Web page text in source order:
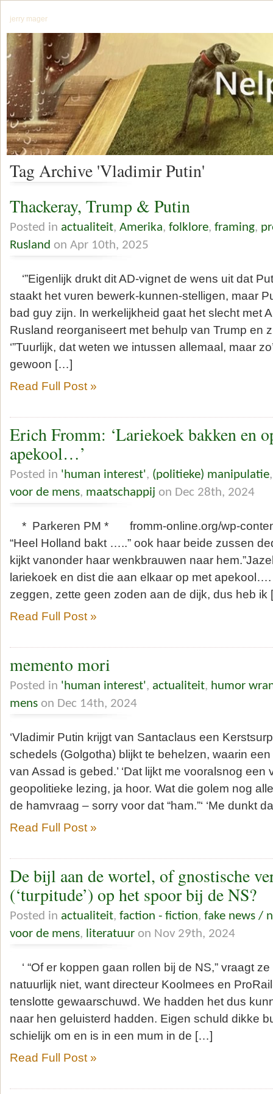
jerry mager
Tag Archive 'Vladimir Putin'
Thackeray, Trump & Putin
Posted in actualiteit, Amerika, folklore, framing,
Rusland on Apr 10th, 2025
‘”Eigenlijk drukt dit AD-vignet de wens uit dat
staakt het vuren bewerk-kunnen-stelligen, maar
bad guy zijn. In werkelijkheid gaat het slecht met
Rusland reorganiseert met behulp van Trump en
‘”Tuurlijk, dat weten we intussen allemaal, maar
gewoon […]
Read Full Post »
Erich Fromm: ‘Lariekoek bakken en
apekool…’
Posted in 'human interest', (politieke) manipulatie
voor de mens, maatschappij on Dec 28th, 2024
* Parkeren PM * fromm-online.org/wp-
“Heel Holland bakt …..” ook haar beide zussen
kijkt vanonder haar wenkbrauwen naar
lariekoek en dist die aan elkaar op met
zeggen, zette geen zoden aan de dijk, dus heb
Read Full Post »
memento mori
Posted in 'human interest', actualiteit, humor
mens on Dec 14th, 2024
‘Vladimir Putin krijgt van Santaclaus een
schedels (Golgotha) blijkt te behelzen, waarin een
van Assad is gebed.’ ‘Dat lijkt me vooralsnog
geopolitieke lezing, ja hoor. Wat die golem nog
de hamvraag – sorry voor dat “ham.”‘ ‘Me dunkt
Read Full Post »
De bijl aan de wortel, of gnostische
(‘turpitude’) op het spoor bij de NS?
Posted in actualiteit, faction - fiction, fake news /
voor de mens, literatuur on Nov 29th, 2024
‘ “Of er koppen gaan rollen bij de NS,” vraagt
natuurlijk niet, want directeur Koolmees en
tenslotte gewaarschuwd. We hadden het dus
naar hen geluisterd hadden. Eigen schuld dikke
schielijk om en is in een mum in de […]
Read Full Post »